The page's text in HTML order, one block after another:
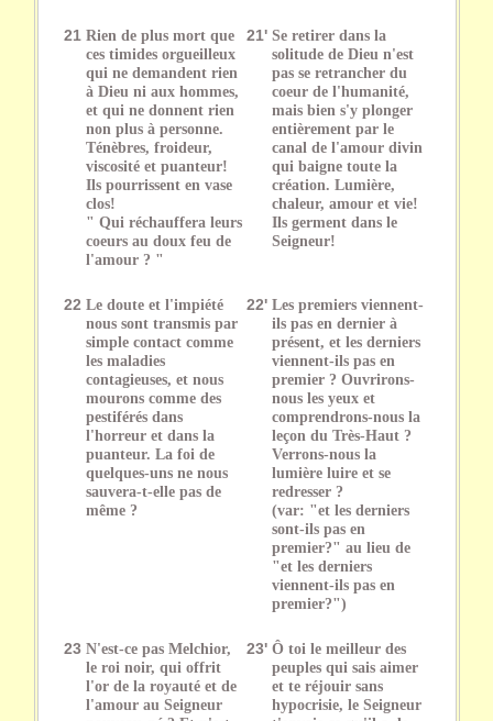
21 Rien de plus mort que
ces timides orgueilleux
qui ne demandent rien
à Dieu ni aux hommes,
et qui ne donnent rien
non plus à personne.
Ténèbres, froideur,
viscosité et puanteur!
Ils pourrissent en vase
clos!
" Qui réchauffera leurs
coeurs au doux feu de
l'amour ? "
21' Se retirer dans la
solitude de Dieu n'est
pas se retrancher du
coeur de l'humanité,
mais bien s'y plonger
entièrement par le
canal de l'amour divin
qui baigne toute la
création. Lumière,
chaleur, amour et vie!
Ils germent dans le
Seigneur!
22 Le doute et l'impiété
nous sont transmis par
simple contact comme
les maladies
contagieuses, et nous
mourons comme des
pestiférés dans
l'horreur et dans la
puanteur. La foi de
quelques-uns ne nous
sauvera-t-elle pas de
même ?
22' Les premiers viennent-
ils pas en dernier à
présent, et les derniers
viennent-ils pas en
premier ? Ouvrirons-
nous les yeux et
comprendrons-nous la
leçon du Très-Haut ?
Verrons-nous la
lumière luire et se
redresser ?
(var: "et les derniers
sont-ils pas en
premier?" au lieu de
"et les derniers
viennent-ils pas en
premier?")
23 N'est-ce pas Melchior,
le roi noir, qui offrit
l'or de la royauté et de
l'amour au Seigneur
23' Ô toi le meilleur des
peuples qui sais aimer
et te réjouir sans
hypocrisie, le Seigneur